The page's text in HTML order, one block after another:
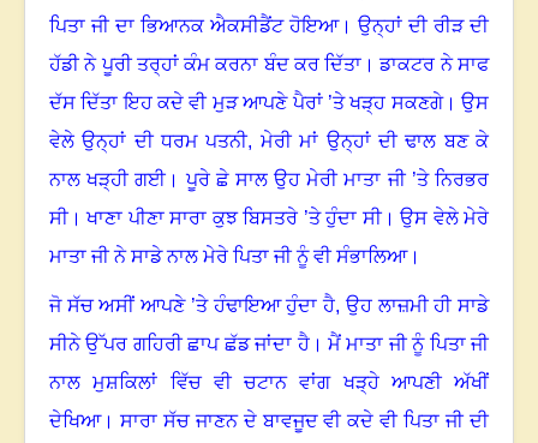
ਪਿਤਾ ਜੀ ਦਾ ਭਿਆਨਕ ਐਕਸੀਡੈਂਟ ਹੋਇਆ। ਉਨ੍ਹਾਂ ਦੀ ਰੀੜ ਦੀ
ਹੱਡੀ ਨੇ ਪੂਰੀ ਤਰ੍ਹਾਂ ਕੰਮ ਕਰਨਾ ਬੰਦ ਕਰ ਦਿੱਤਾ। ਡਾਕਟਰ ਨੇ ਸਾਫ
ਦੱਸ ਦਿੱਤਾ ਇਹ ਕਦੇ ਵੀ ਮੁੜ ਆਪਣੇ ਪੈਰਾਂ ’ਤੇ ਖੜ੍ਹ ਸਕਣਗੇ। ਉਸ
ਵੇਲੇ ਉਨ੍ਹਾਂ ਦੀ ਧਰਮ ਪਤਨੀ, ਮੇਰੀ ਮਾਂ ਉਨ੍ਹਾਂ ਦੀ ਢਾਲ ਬਣ ਕੇ
ਨਾਲ ਖੜ੍ਹੀ ਗਈ। ਪੂਰੇ ਛੇ ਸਾਲ ਉਹ ਮੇਰੀ ਮਾਤਾ ਜੀ ’ਤੇ ਨਿਰਭਰ
ਸੀ। ਖਾਣਾ ਪੀਣਾ ਸਾਰਾ ਕੁਝ ਬਿਸਤਰੇ ’ਤੇ ਹੁੰਦਾ ਸੀ। ਉਸ ਵੇਲੇ ਮੇਰੇ
ਮਾਤਾ ਜੀ ਨੇ ਸਾਡੇ ਨਾਲ ਮੇਰੇ ਪਿਤਾ ਜੀ ਨੂੰ ਵੀ ਸੰਭਾਲਿਆ।
ਜੋ ਸੱਚ ਅਸੀਂ ਆਪਣੇ ’ਤੇ ਹੰਢਾਇਆ ਹੁੰਦਾ ਹੈ, ਉਹ ਲਾਜ਼ਮੀ ਹੀ ਸਾਡੇ
ਸੀਨੇ ਉੱਪਰ ਗਹਿਰੀ ਛਾਪ ਛੱਡ ਜਾਂਦਾ ਹੈ। ਮੈਂ ਮਾਤਾ ਜੀ ਨੂੰ ਪਿਤਾ ਜੀ
ਨਾਲ ਮੁਸ਼ਕਿਲਾਂ ਵਿੱਚ ਵੀ ਚਟਾਨ ਵਾਂਗ ਖੜ੍ਹੇ ਆਪਣੀ ਅੱਖੀਂ
ਦੇਖਿਆ। ਸਾਰਾ ਸੱਚ ਜਾਣਨ ਦੇ ਬਾਵਜੂਦ ਵੀ ਕਦੇ ਵੀ ਪਿਤਾ ਜੀ ਦੀ